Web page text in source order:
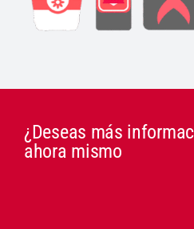
¿Deseas más
ahora mismo